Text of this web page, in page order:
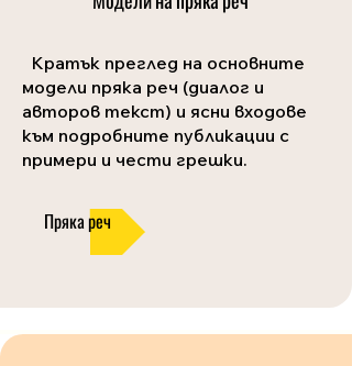
Кратък преглед на основните
модели пряка реч (диалог и
авторов текст) и ясни входове
към подробните публикации с
примери и чести грешки.
Пряка реч